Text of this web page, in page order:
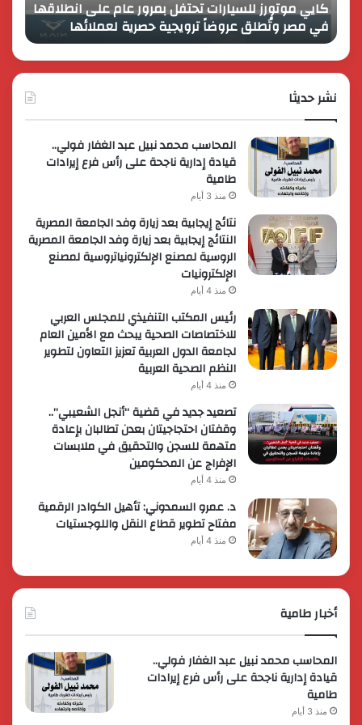
في
مصر
وتُطلق
عروضاً
ترويجية
حصرية
كايي موتورز للسيارات تحتفل بمرور عام على انطلاقها
في مصر وتُطلق عروضاً ترويجية حصرية لعملائها
جديدة
نشر حديثا
المحاسب محمد نبيل عبد الغفار فولي..
قيادة إدارية ناجحة على رأس فرع إيرادات
طامية
منذ 3 أيام
نتائج إيجابية بعد زيارة وفد الجامعة المصرية
النتائج إيجابية بعد زيارة وفد الجامعة المصرية
الروسية لمصنع الإلكترونياتروسية لمصنع
الإلكترونيات
منذ 4 أيام
رئيس المكتب التنفيذي للمجلس العربي
للاختصاصات الصحية يبحث مع الأمين العام
لجامعة الدول العربية تعزيز التعاون لتطوير
النظم الصحية العربية
منذ 4 أيام
تصعيد جديد في قضية “أنجل الشعيبي”..
وقفتان احتجاجيتان بعدن تطالبان بإعادة
متهمة للسجن والتحقيق في ملابسات
الإفراج عن المحكومين
منذ 4 أيام
د. عمرو السمدوني: تأهيل الكوادر الرقمية
مفتاح تطوير قطاع النقل واللوجستيات
منذ 4 أيام
أخبار طامية
المحاسب محمد نبيل عبد الغفار فولي..
قيادة إدارية ناجحة على رأس فرع إيرادات
طامية
منذ 3 أيام